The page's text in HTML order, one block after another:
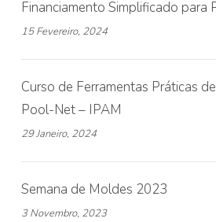
Financiamento Simplificado para
15 Fevereiro, 2024
Curso de Ferramentas Práticas
Pool-Net – IPAM
29 Janeiro, 2024
Semana de Moldes 2023
3 Novembro, 2023